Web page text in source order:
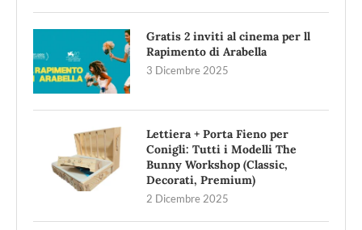
Gratis 2 inviti al cinema per ll
Rapimento di Arabella
3 Dicembre 2025
Lettiera + Porta Fieno per
Conigli: Tutti i Modelli The
Bunny Workshop (Classic,
Decorati, Premium)
2 Dicembre 2025